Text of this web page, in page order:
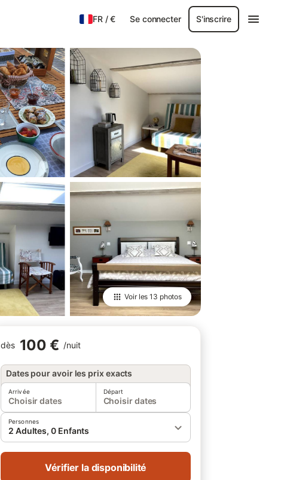
FR/€ Se connecter S'inscrire
Voir les13 photos
dès 100 € /nuit
Dates pour avoir les prix exacts
Arrivée
Choisir dates
Départ
Choisir dates
Personnes
2 Adultes, 0 Enfants
Vérifier la disponibilité